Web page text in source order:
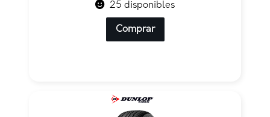
25 disponibles
Comprar